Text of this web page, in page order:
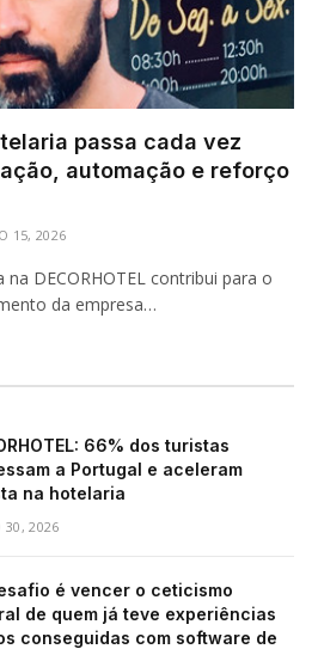
passa cada vez
automação e reforço
15, 2026
DECORHOTEL contribui para o
da empresa…
66% dos turistas
a Portugal e aceleram
na hotelaria
30, 2026
é vencer o ceticismo
de quem já teve experiências
conseguidas com software de